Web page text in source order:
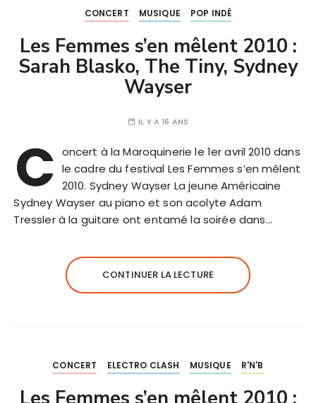
CONCERT MUSIQUE POP INDÉ
Les Femmes s’en mêlent 2010 :
Sarah Blasko, The Tiny, Sydney
Wayser
IL Y A 16 ANS
C oncert à la Maroquinerie le 1er avril 2010 dans
le cadre du festival Les Femmes s’en mêlent
2010. Sydney Wayser La jeune Américaine
Sydney Wayser au piano et son acolyte Adam
Tressler à la guitare ont entamé la soirée dans…
CONTINUER LA LECTURE
CONCERT ELECTRO CLASH MUSIQUE R'N'B